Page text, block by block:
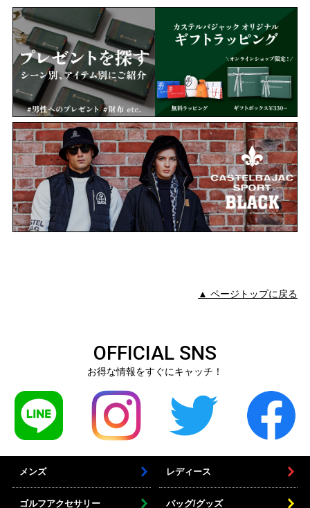
▲ ページトップに戻る
OFFICIAL SNS
お得な情報をすぐにキャッチ！
メンズ レディース
ゴルフアクセサリー バッグ/グッズ